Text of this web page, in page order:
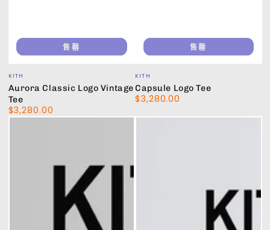
小
販：
KITH
Aurora Classic Logo Vintage
Tee
正
$3,280.00
售罄
小
販：
KITH
Capsule Logo Tee
正
價
$3,280.00
售罄